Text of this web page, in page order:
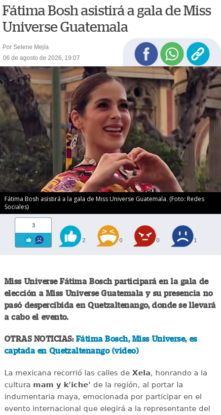
Fátima Bosh asistirá a gala de Miss
Universe Guatemala
Por Selene Mejía
06 de agosto de 2026, 19:07
Fátima Bosh asistirá a la gala de Miss Universe Guatemala. (Foto: Redes
Sociales)
3
2 0 0 1
Miss Universe Fátima Bosch participará en la gala de
elección a Miss Universe Guatemala y su presencia no
pasó despercibida en Quetzaltenango, donde se llevará
a cabo el evento.
OTRAS NOTICIAS: Fátima Bosch, Miss Universe, es
captada en Quetzaltenango (video)
La mexicana recorrió las calles deXela, honrando a la
cultura mam y k'iche' de la región, al portar la
indumentaria maya, emocionada por participar en el
evento internacional que elegirá a la representante del